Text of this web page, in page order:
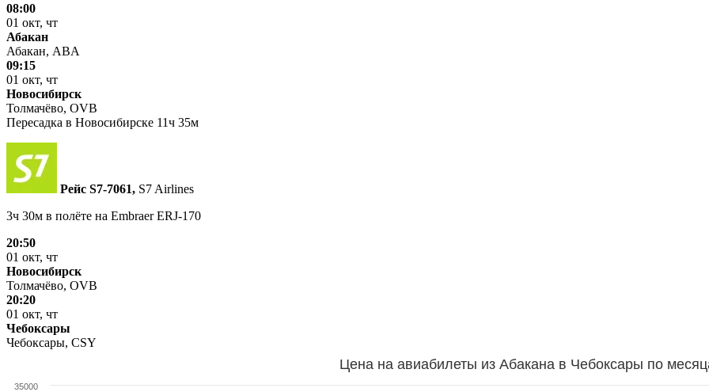
08:00
01 окт, чт
Абакан
Абакан, ABA
09:15
01 окт, чт
Новосибирск
Толмачёво, OVB
Пересадка в Новосибирске 11ч 35м
Рейс S7‑7061, S7 Airlines
3ч 30м в полёте на Embraer ERJ-170
20:50
01 окт, чт
Новосибирск
Толмачёво, OVB
20:20
01 окт, чт
Чебоксары
Чебоксары, CSY
Цена на авиабилеты из Абакана в Чебоксары по
35000